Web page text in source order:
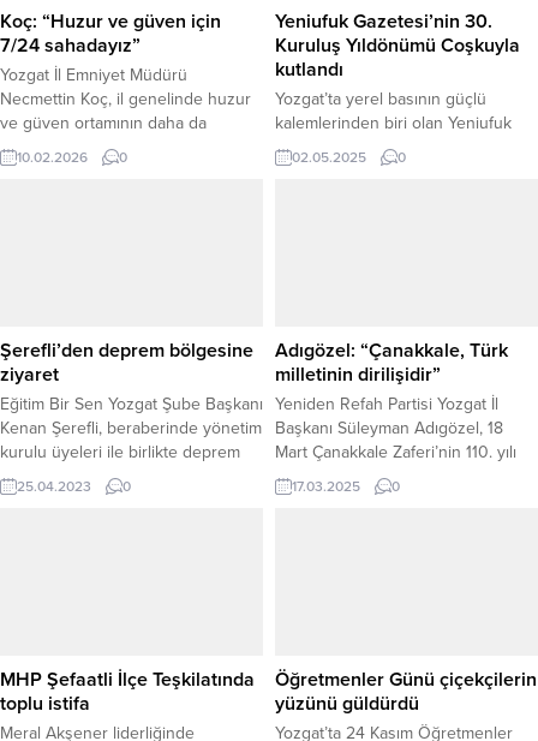
Koç: “Huzur ve güven için
7/24 sahadayız”
Yozgat İl Emniyet Müdürü
Necmettin Koç, il genelinde huzur
ve güven ortamının daha da
güçlenmesi amacıyla emniyet
teşkilatının 7 gün 24 saat sahada
kapsamında, bünyemizde bulunan
Yeniufuk Gazetesi,...
10.02.2026 0
Yeniufuk Gazetesi’nin 30.
Kuruluş Yıldönümü Coşkuyla
kutlandı
Yozgat’ta yerel basının güçlü
kalemlerinden biri olan Yeniufuk
Gazetesi, 30. kuruluş yıldönümünü
düzenlediği görkemli bir programla
tarihinde yayın hayatına başlayan
Yeniufuk...
02.05.2025 0
Şerefli’den deprem bölgesine
ziyaret
Eğitim Bir Sen Yozgat Şube Başkanı
Kenan Şerefli, beraberinde yönetim
kurulu üyeleri ile birlikte deprem
bölgesine giderek burada ki
meslektaşlarına geçmiş olsun
25.04.2023 0
Adıgözel: “Çanakkale, Türk
milletinin dirilişidir”
Yeniden Refah Partisi Yozgat İl
Başkanı Süleyman Adıgözel, 18
Mart Çanakkale Zaferi’nin 110. yılı
dolayısıyla yayımladığı mesajda,
Türk milletinin bağımsızlık
Zaferi, sadece bir askeri zafer
değil, aynı...
17.03.2025 0
MHP Şefaatli İlçe Teşkilatında
toplu istifa
Meral Akşener liderliğinde
Öğretmenler Günü çiçekçilerin
yüzünü güldürdü
Yozgat’ta 24 Kasım Öğretmenler